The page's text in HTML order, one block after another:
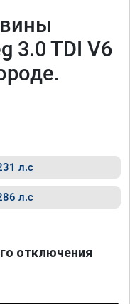
3.0 TDI V6
л.с
л.с
отключения